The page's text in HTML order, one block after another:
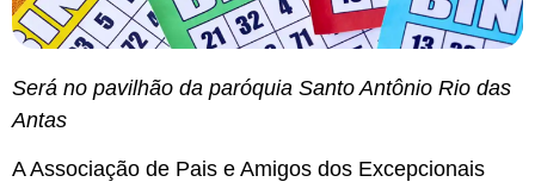
Será no pavilhão da paróquia Santo Antônio Rio das
Antas
A Associação de Pais e Amigos dos Excepcionais